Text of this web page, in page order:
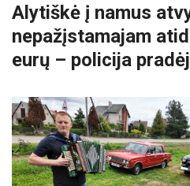
Alytiškė į namus
nepažįstamajam
eurų – policija